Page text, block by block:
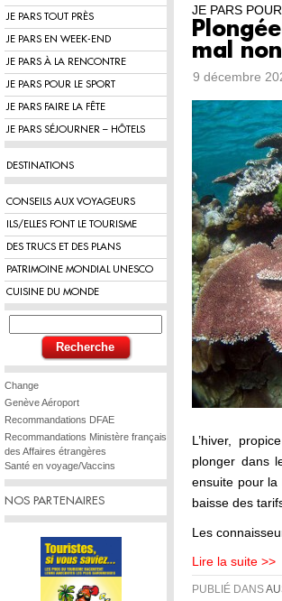
JE PARS TOUT PRÈS
JE PARS EN WEEK-END
JE PARS À LA RENCONTRE
JE PARS POUR LE SPORT
JE PARS FAIRE LA FÊTE
JE PARS SÉJOURNER – HÔTELS
DESTINATIONS
CONSEILS AUX VOYAGEURS
ILS/ELLES FONT LE TOURISME
DES TRUCS ET DES PLANS
PATRIMOINE MONDIAL UNESCO
CUISINE DU MONDE
Change
Genève Aéroport
Recommandations DFAE
Recommandations Ministère français
des Affaires étrangères
Santé en voyage/Vaccins
NOS PARTENAIRES
JE PARS
mal
9 décembre
L’hiver,
plonger dans
ensuite pour
baisse des
Les
Lire la suite >>
PUBLIÉ DANS